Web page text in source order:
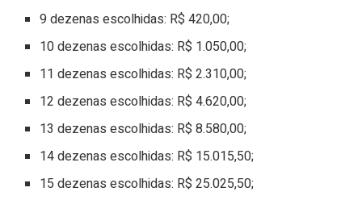
9 dezenas escolhidas: R$ 420,00;
10 dezenas escolhidas: R$ 1.050,00;
11 dezenas escolhidas: R$ 2.310,00;
12 dezenas escolhidas: R$ 4.620,00;
13 dezenas escolhidas: R$ 8.580,00;
14 dezenas escolhidas: R$ 15.015,50;
15 dezenas escolhidas: R$ 25.025,50;